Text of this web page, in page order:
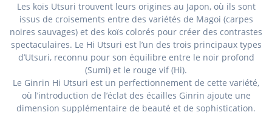
Les koïs Utsuri trouvent leurs origines au Japon, où ils sont
issus de croisements entre des variétés de Magoi (carpes
noires sauvages) et des koïs colorés pour créer des contrastes
spectaculaires. Le Hi Utsuri est l’un des trois principaux types
d’Utsuri, reconnu pour son équilibre entre le noir profond
(Sumi) et le rouge vif (Hi).
Le Ginrin Hi Utsuri est un perfectionnement de cette variété,
où l’introduction de l’éclat des écailles Ginrin ajoute une
dimension supplémentaire de beauté et de sophistication.